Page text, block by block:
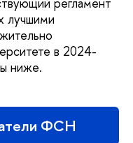
лучшими
в 2024-
ниже.
ФСН